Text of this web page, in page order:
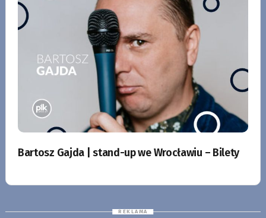
Bartosz Gajda | stand-up we Wrocławiu – Bilety